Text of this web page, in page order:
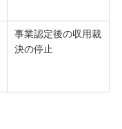
事業認定後の収用裁
決の停止